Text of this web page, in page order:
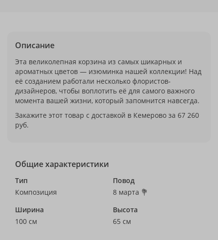
Описание
Эта великолепная корзина из самых шикарных и
ароматных цветов — изюминка нашей коллекции! Над
её созданием работали несколько флористов-
дизайнеров, чтобы воплотить её для самого важного
момента вашей жизни, который запомнится навсегда.
Закажите этот товар с доставкой в Кемерово за 67 260
руб.
Общие характеристики
Тип
Композиция
Повод
8 марта 💐
Ширина
100 см
Высота
65 см